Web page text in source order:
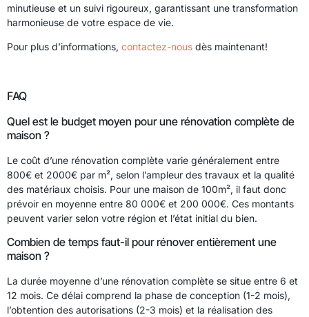
minutieuse et un suivi rigoureux, garantissant une transformation
harmonieuse de votre espace de vie.
Pour plus d’informations, contactez-nous dès maintenant!
FAQ
Quel est le budget moyen pour une rénovation complète de
maison ?
Le coût d’une rénovation complète varie généralement entre
800€ et 2000€ par m², selon l’ampleur des travaux et la qualité
des matériaux choisis. Pour une maison de 100m², il faut donc
prévoir en moyenne entre 80 000€ et 200 000€. Ces montants
peuvent varier selon votre région et l’état initial du bien.
Combien de temps faut-il pour rénover entièrement une
maison ?
La durée moyenne d’une rénovation complète se situe entre 6 et
12 mois. Ce délai comprend la phase de conception (1-2 mois),
l’obtention des autorisations (2-3 mois) et la réalisation des